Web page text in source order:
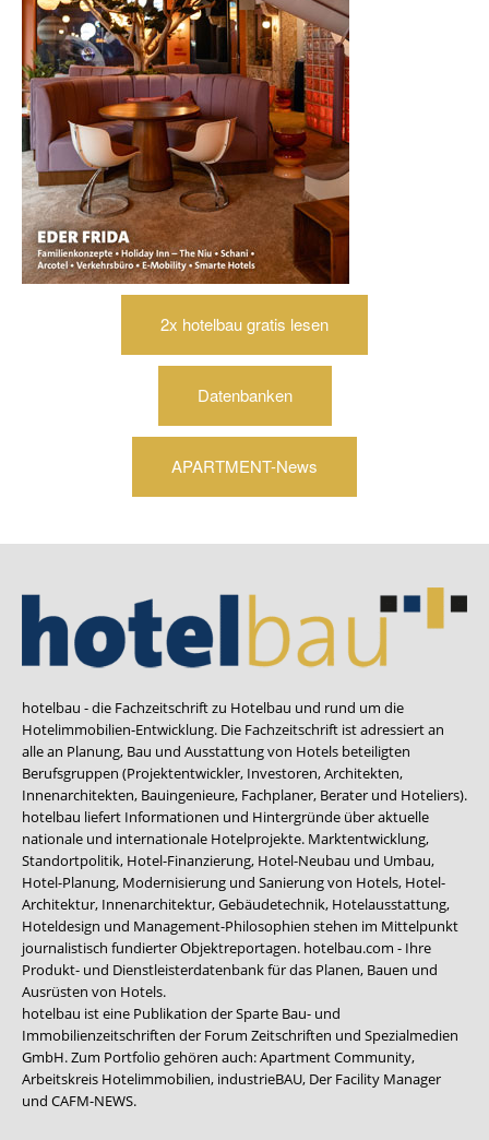
2x hotelbau gratis lesen
Datenbanken
APARTMENT-News
hotelbau - die Fachzeitschrift zu Hotelbau und rund um die
Hotelimmobilien-Entwicklung. Die Fachzeitschrift ist adressiert an
alle an Planung, Bau und Ausstattung von Hotels beteiligten
Berufsgruppen (Projektentwickler, Investoren, Architekten,
Innenarchitekten, Bauingenieure, Fachplaner, Berater und Hoteliers).
hotelbau liefert Informationen und Hintergründe über aktuelle
nationale und internationale Hotelprojekte. Marktentwicklung,
Standortpolitik, Hotel-Finanzierung, Hotel-Neubau und Umbau,
Hotel-Planung, Modernisierung und Sanierung von Hotels, Hotel-
Architektur, Innenarchitektur, Gebäudetechnik, Hotelausstattung,
Hoteldesign und Management-Philosophien stehen im Mittelpunkt
journalistisch fundierter Objektreportagen. hotelbau.com - Ihre
Produkt- und Dienstleisterdatenbank für das Planen, Bauen und
Ausrüsten von Hotels.
hotelbau ist eine Publikation der Sparte Bau- und
Immobilienzeitschriften der Forum Zeitschriften und Spezialmedien
GmbH. Zum Portfolio gehören auch:Apartment Community,
Arbeitskreis Hotelimmobilien, industrieBAU, Der Facility Manager
und CAFM-NEWS.